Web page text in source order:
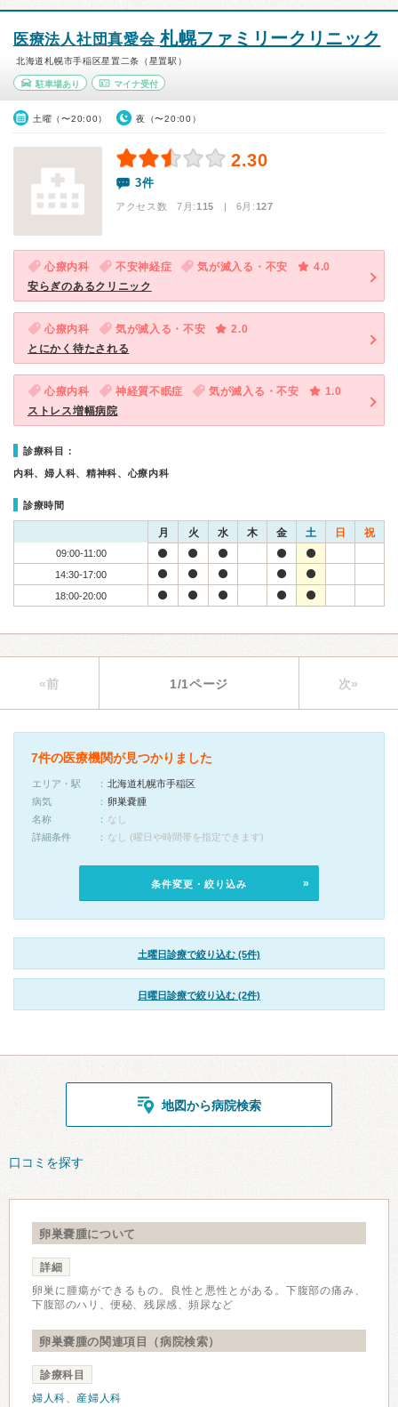
医療法人社団真愛会 札幌ファミリークリニック
北海道札幌市手稲区星置二条（星置駅）
駐車場あり マイナ受付
土曜（〜20:00） 夜（〜20:00）
2.30
3件
アクセス数 7月:115 | 6月:127
心療内科 不安神経症 気が滅入る・不安
4.0
安らぎのあるクリニック
心療内科 気が滅入る・不安
2.0
とにかく待たされる
心療内科 神経質不眠症 気が滅入る・不安
1.0
ストレス増幅病院
診療科目：
内科、婦人科、精神科、心療内科
診療時間
月 火 水 木 金 土 日 祝
09:00-11:00
14:30-17:00
18:00-20:00
«前 1/1ページ 次»
7件の医療機関が見つかりました
エリア・駅
北海道札幌市手稲区
病気
卵巣嚢腫
名称
なし
詳細条件
なし (曜日や時間帯を指定できます)
条件変更・絞り込み
土曜日診療で絞り込む (5件)
日曜日診療で絞り込む (2件)
地図から病院検索
口コミを探す
卵巣嚢腫について
詳細
卵巣に腫瘍ができるもの。良性と悪性とがある。下腹部の痛み、
下腹部のハリ、便秘、残尿感、頻尿など
卵巣嚢腫の関連項目（病院検索）
診療科目
婦人科、 産婦人科